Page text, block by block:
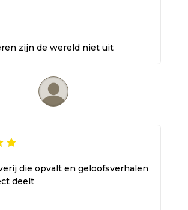
zijn de wereld niet uit
die opvalt en geloofsverhalen
deelt